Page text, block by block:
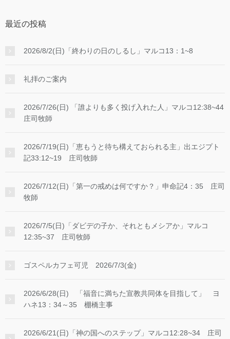
最近の投稿
2026/8/2(日)「終わりの日のしるし」マルコ13：1~8
礼拝のご案内
2026/7/26(日) 「誰よりも多く投げ入れた人」マルコ12:38~44
庄司牧師
2026/7/19(日)「恵もうと待ち構えておられる主」出エジプト
記33:12~19 庄司牧師
2026/7/12(日)「第一の戒めは何ですか？」申命記4：35 庄司
牧師
2026/7/5(日)「ダビデの子か、それともメシアか」マルコ
12:35~37 庄司牧師
ゴスペルカフェ可児 2026/7/3(金)
2026/6/28(日) 「福音に満ちた宣教共同体を目指して」 ヨ
ハネ13：34～35 棚橋主事
2026/6/21(日)「神の国へのステップ」マルコ12:28~34 庄司